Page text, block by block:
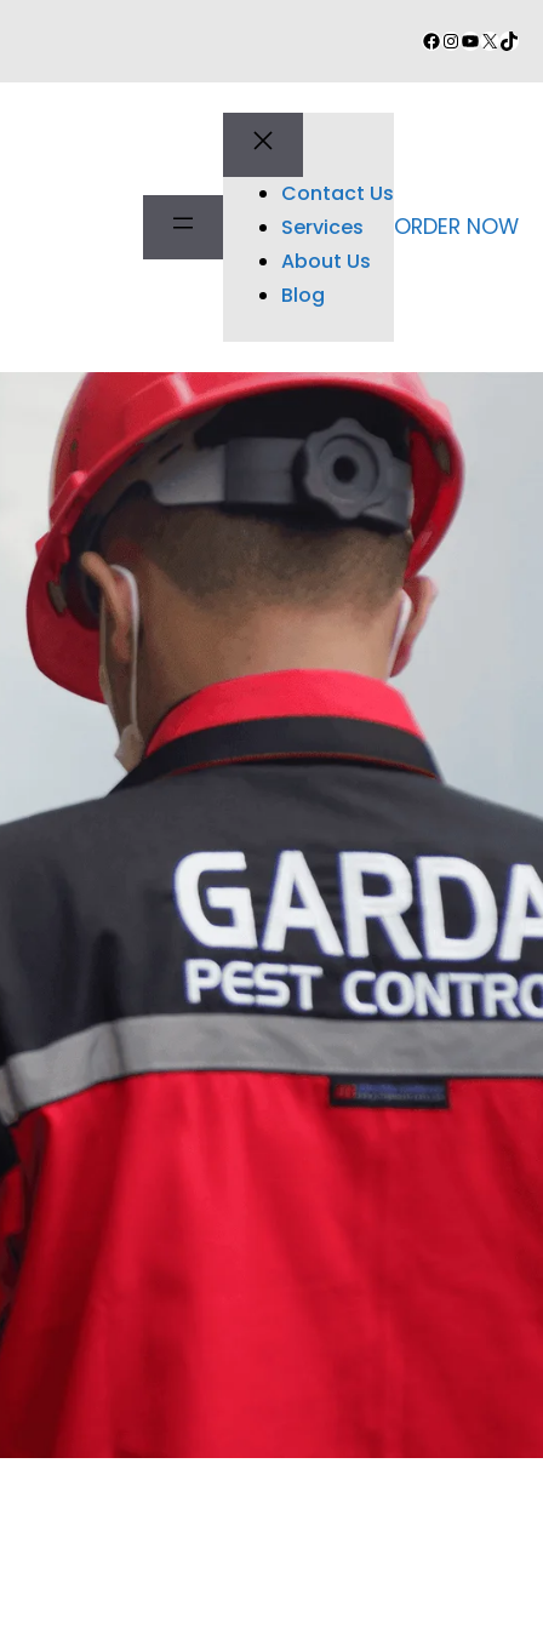
Facebook
Instagram
YouTube
X
Contact Us
Services
About Us
Blog
ORDER NOW